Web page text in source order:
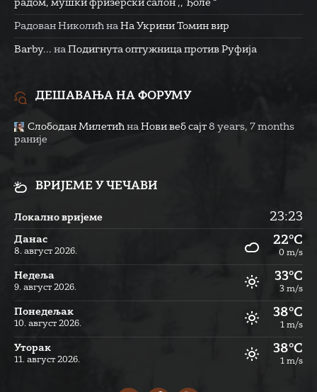
радом, мушки фризерски салон ,, Ђоле “
Радован Николић на На Укрини Томин вир
Barby... на Подигнута оптужница против Руфија
ДЕШАВАЊА НА ФОРУМУ
Слободан Милетић на Нови веб сајт 8 years, 7 months
раније
ВРИЈЕМЕ У ЧЕЧАВИ
Локално вријеме 23:23
Данас
8. август 2026.
22°C
0 m/s
Недеља
9. август 2026.
33°C
3 m/s
Понедељак
10. август 2026.
38°C
1 m/s
Уторак
11. август 2026.
38°C
1 m/s